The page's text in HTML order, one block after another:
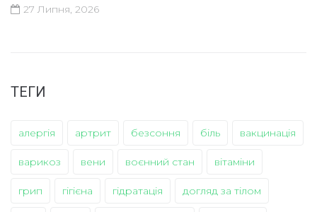
27 Липня, 2026
ТЕГИ
алергія артрит безсоння біль вакцинація
варикоз вени воєнний стан вітаміни
грип гігієна гідратація догляд за тілом